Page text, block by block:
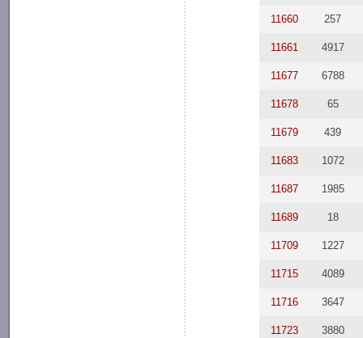
11660 257
11661 4917
11677 6788
11678 65
11679 439
11683 1072
11687 1985
11689 18
11709 1227
11715 4089
11716 3647
11723 3880